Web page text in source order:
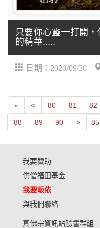
只要你心靈一打開
的精華.....
日期：2020/09/30
« First<Next80 81 82
88 89 90 >
我要贊助
供僧福田基金
我要皈依
與我們聯絡
真佛宗資訊站臉書群組